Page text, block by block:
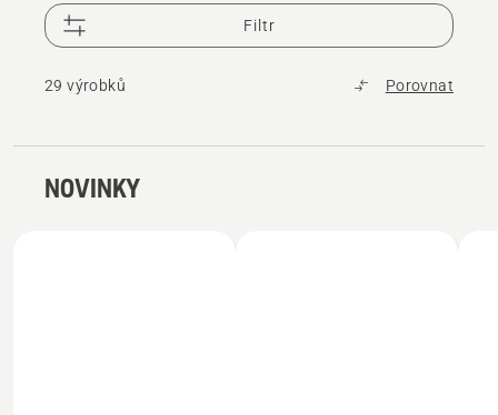
výkonu. Náhradní díly pro robotickou sekačku s
dostupností přes 10 let a 25 000 prodejců po
celém světě jsou vám k dispozici v případě
potřeby.
Filtr
29 výrobků Porovnat
NOVINKY